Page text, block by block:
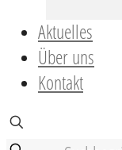
Aktuelles
Über uns
Kontakt